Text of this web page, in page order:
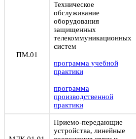
ПМ.01
Техническое
обслуживание
оборудования
защищенных
телекоммуникационных
систем
программа учебной
практики
программа
производственной
практики
Приемо-передающие
устройства, линейные